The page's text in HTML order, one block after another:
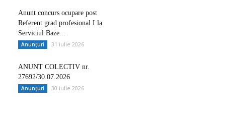
Anunt concurs ocupare post
Referent grad profesional I la
Serviciul Baze...
Anunțuri 31 iulie 2026
ANUNT COLECTIV nr.
27692/30.07.2026
Anunțuri 30 iulie 2026